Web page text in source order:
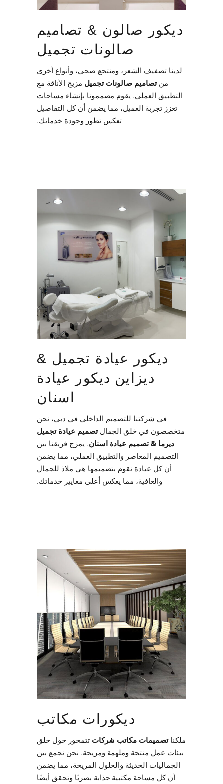
ديكور صالون & تصاميم
صالونات تجميل
لدينا تصفيف الشعر، ومنتجع صحي، وأنواع أخرى
منتصاميم صالونات تجميل مزيج الأناقة مع
التطبيق العملي. يقوم مصممونا بإنشاء مساحات
تعزز تجربة العميل، مما يضمن أن كل التفاصيل
تعكس تطور وجودة خدماتك.
ديكور عيادة تجميل &
ديزاين ديكور عيادة
اسنان
في شركتنا للتصميم الداخلي في دبي، نحن
متخصصون في خلق الجمالتصميم عيادة تجميل
ديرما & تصميم عيادة اسنان. يمزج فريقنا بين
التصميم المعاصر والتطبيق العملي، مما يضمن
أن كل عيادة نقوم بتصميمها هي ملاذ للجمال
والعافية، مما يعكس أعلى معايير خدماتك.
ديكورات مكاتب
ملكناتصميمات مكاتب شركات تتمحور حول خلق
بيئات عمل منتجة وملهمة ومريحة. نحن نجمع بين
الجماليات الحديثة والحلول المريحة، مما يضمن
أن كل مساحة مكتبية جذابة بصريًا وتحقق أيضًا